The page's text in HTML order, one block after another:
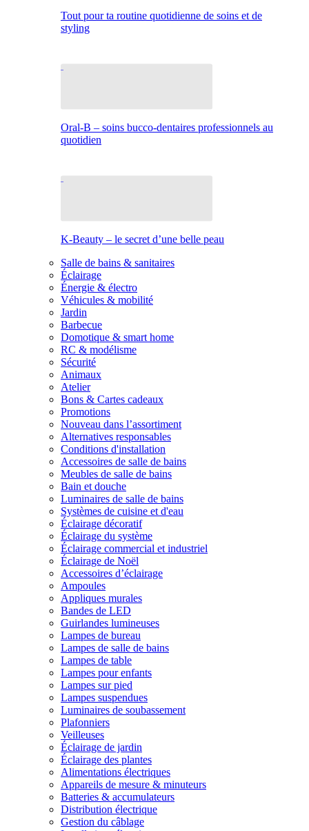
Tout pour ta routine quotidienne de soins et de
styling
Oral-B – soins bucco-dentaires professionnels au
quotidien
K-Beauty – le secret d’une belle peau
Salle de bains & sanitaires
Éclairage
Énergie & électro
Véhicules & mobilité
Jardin
Barbecue
Domotique & smart home
RC & modélisme
Sécurité
Animaux
Atelier
Bons & Cartes cadeaux
Promotions
Nouveau dans l’assortiment
Alternatives responsables
Conditions d'installation
Accessoires de salle de bains
Meubles de salle de bains
Bain et douche
Luminaires de salle de bains
Systèmes de cuisine et d'eau
Éclairage décoratif
Éclairage du système
Éclairage commercial et industriel
Éclairage de Noël
Accessoires d’éclairage
Ampoules
Appliques murales
Bandes de LED
Guirlandes lumineuses
Lampes de bureau
Lampes de salle de bains
Lampes de table
Lampes pour enfants
Lampes sur pied
Lampes suspendues
Luminaires de soubassement
Plafonniers
Veilleuses
Éclairage de jardin
Éclairage des plantes
Alimentations électriques
Appareils de mesure & minuteurs
Batteries & accumulateurs
Distribution électrique
Gestion du câblage